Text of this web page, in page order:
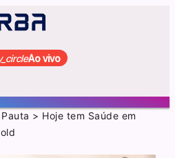
Ao vivo
> Hoje tem Saúde em